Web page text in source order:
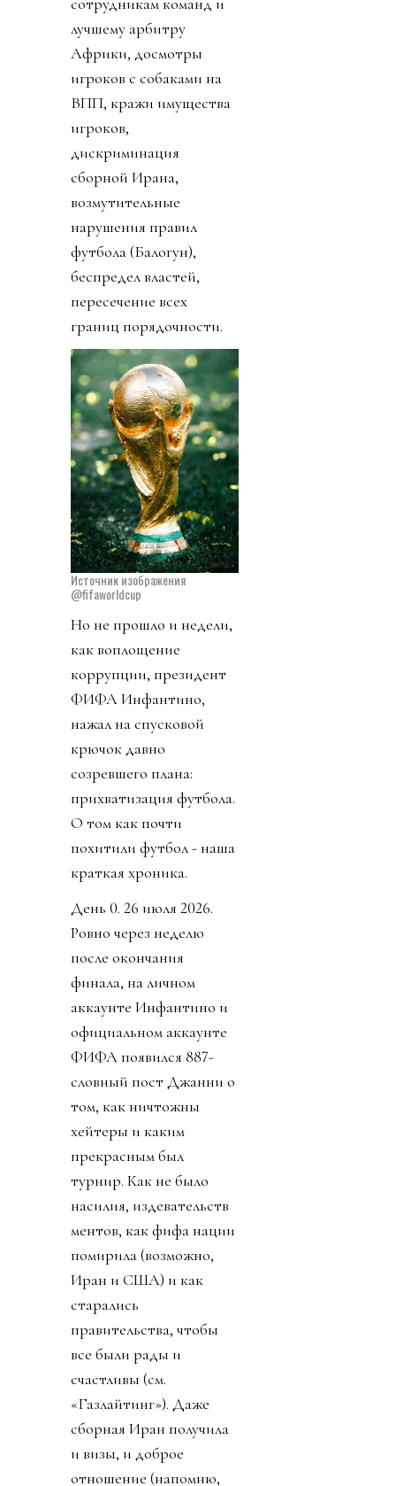
лучшему арбитру
Африки, досмотры
игроков с собаками на
ВПП, кражи имущества
игроков,
дискриминация
сборной Ирана,
возмутительные
нарушения правил
футбола (Балогун),
беспредел властей,
пересечение всех
границ порядочности.
Источник изображения
@fifaworldcup
Но не прошло и недели,
как воплощение
коррупции, президент
ФИФА Инфантино,
нажал на спусковой
крючок давно
созревшего плана:
прихватизация футбола.
О том как почти
похитили футбол - наша
краткая хроника.
День 0. 26 июля 2026.
Ровно через неделю
после окончания
финала, на личном
аккаунте Инфантино и
официальном аккаунте
ФИФА появился 887-
словный пост Джанни о
том, как ничтожны
хейтеры и каким
прекрасным был
турнир. Как не было
насилия, издевательств
ментов, как фифа нации
помирила (возможно,
Иран и США) и как
старались
правительства, чтобы
все были рады и
счастливы (см.
«Газлайтинг»). Даже
сборная Иран получила
и визы, и доброе
отношение (напомню,